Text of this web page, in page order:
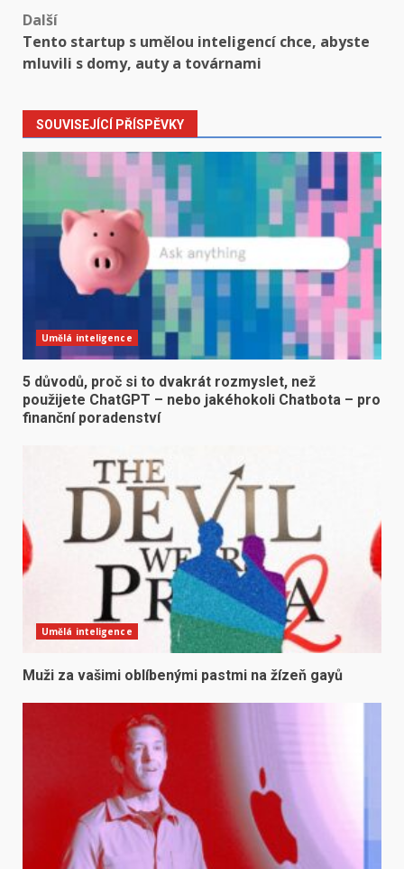
Další
Tento startup s umělou inteligencí chce, abyste
mluvili s domy, auty a továrnami
SOUVISEJÍCÍ PŘÍSPĚVKY
Umělá inteligence
5 důvodů, proč si to dvakrát rozmyslet, než
použijete ChatGPT – nebo jakéhokoli Chatbota – pro
finanční poradenství
Umělá inteligence
Muži za vašimi oblíbenými pastmi na žízeň gayů